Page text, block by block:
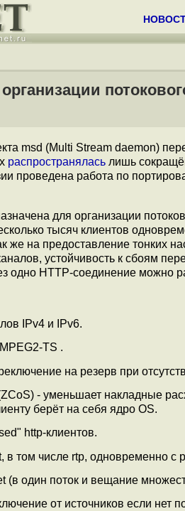
msd (Multi Stream daemon)
распространялась лишь
проведена работа по
для организации
тысяч клиентов
же на предоставление тонких
устойчивость к сбоям
одно HTTP-соединение можно
IPv4 и IPv6.
TS .
на резерв при
- уменьшает накладные
берёт на себя ядро OS.
http-клиентов.
в том числе rtp, одновременно с
(в один поток и вещание
от источников если нет